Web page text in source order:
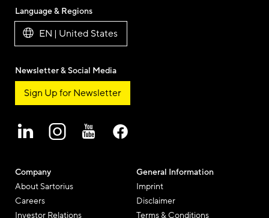
Company
About Sartorius
Careers
Investor Relations
General Information
Imprint
Disclaimer
Terms & Conditions
Language & Regions
EN | United States
Newsletter & Social Media
Sign Up for Newsletter